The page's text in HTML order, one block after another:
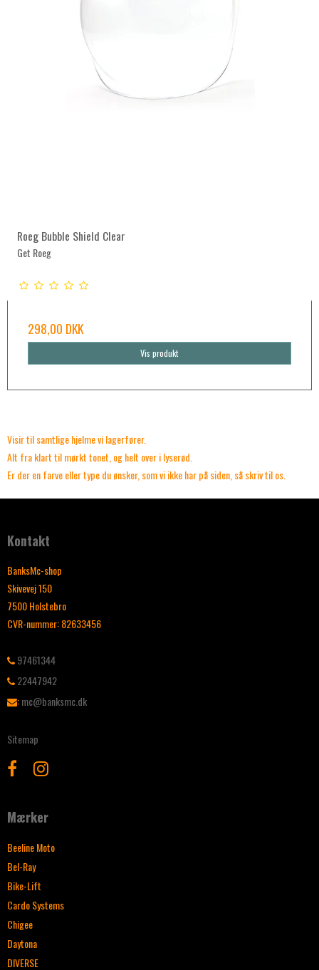
Roeg Bubble Shield Clear
Get Roeg
298,00 DKK
Vis produkt
Visir til samtlige hjelme vi lagerfører.
Alt fra klart til mørkt tonet, og helt over i lyserød.
Er der en farve eller type du ønsker, som vi ikke har på siden, så skriv til os.
Kontakt
BanksMc-shop
Skivevej 150
7500 Holstebro
CVR-nummer:82633456
97461344
22447942
:mc@banksmc.dk
Sitemap
Mærker
Beeline Moto
Bel-Ray
Bike-Lift
Cardo Systems
Chigee
Daytona
DIVERSE